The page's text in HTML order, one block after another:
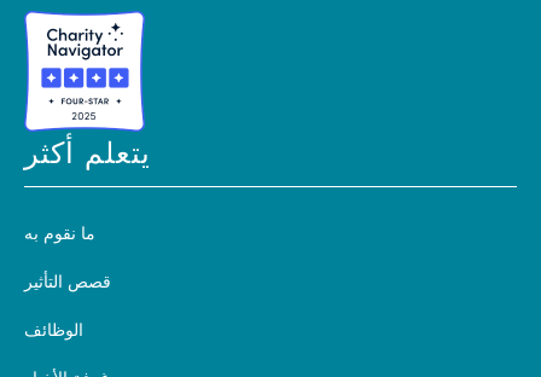
يتعلم أكثر
ما نقوم به
قصص التأثير
الوظائف